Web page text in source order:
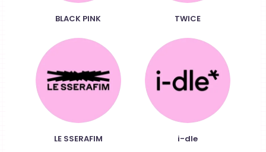
BLACK PINK TWICE
LE SSERAFIM i-dle